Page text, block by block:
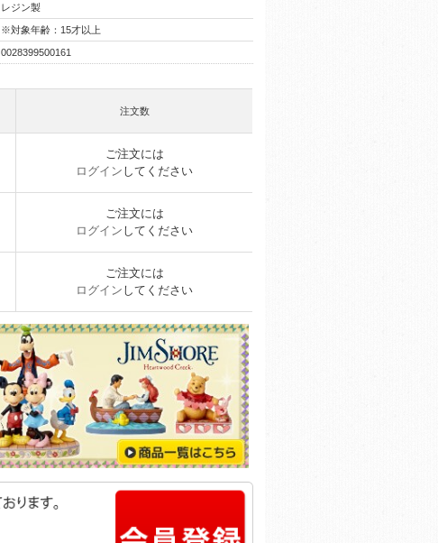
レジン製
※対象年齢：15才以上
0028399500161
注文数
ご注文には
ログイン してください
ご注文には
ログイン してください
ご注文には
ログイン してください